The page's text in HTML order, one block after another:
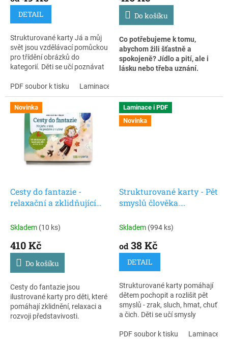
DETAIL
Strukturované karty Já a můj
svět jsou vzdělávací pomůckou
pro třídění obrázků do
kategorií. Děti se učí poznávat
rozvíjejí slovní zásobu, logické
myšlení a porozumění
nadřazeným pojmům. Díky
vizuální podpoře jsou karty
vhodné pro děti s autismem,
opožděným vývojem řeči i
předškoláky, kteří se učí
orientovat ve světě kolem sebe.
PDF soubor k tisku Laminace + zip
Do košíku
Co potřebujeme k tomu,
abychom žili šťastně a
spokojeně? Jídlo a pití, ale i
lásku nebo třeba uznání.
pomáhají porozumět vlastním
potřebám a emocím. Podporují
komunikaci, uvědomění a
bezpečné vyjadřování - vhodné
Novinka
Cesty do fantazie -
relaxační a zklidňující
podpora)
Skladem (10 ks)
410 Kč
Do košíku
Cesty do fantazie jsou
ilustrované karty pro děti, které
pomáhají zklidnění, relaxaci a
rozvoji představivosti.
Laminace i PDF
Novinka
Strukturované karty - Pět
smyslů člověka.
pro děti
Skladem (994 ks)
od 38 Kč
DETAIL
Strukturované karty pomáhají
dětem pochopit a rozlišit pět
smyslů - zrak, sluch, hmat, chuť
a čich. Děti se učí smysly
přiřazovat k nim konkrétní
PDF soubor k tisku Laminace +